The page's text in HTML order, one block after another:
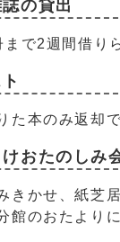
の貸出
で2週間借り
た本のみ返却で
おたのしみ
きかせ、紙芝
館のおたより